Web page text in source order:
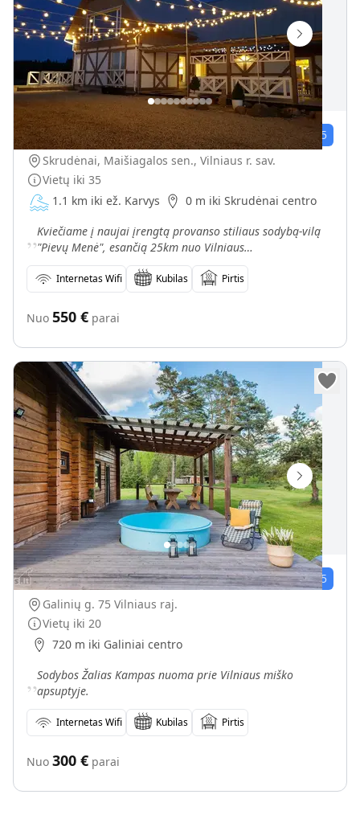
Sodyba "Pievų menė" 78įvert. 4.5 /5
Skrudėnai, Maišiagalos sen., Vilniaus r. sav.
Vietų iki 35
1.1 km iki ež. Karvys
0 m iki Skrudėnai centro
„Kviečiame į naujai įrengtą provanso stiliaus sodybą-vilą
"Pievų Menė", esančią 25km nuo Vilniaus
miesto,Molėtų,Ukmergės link. Sodyba įsikūrusi erdviame 9
ha pieInternetas Wifi Kubilas Pirtis
Nuo 550 € parai
Sodybos nuoma Žalias Kampas prie Vilniaus vienkiemyje 26įvert. 4.6/5
Galinių g. 75 Vilniaus raj.
Vietų iki 20
720 m iki Galiniai centro
„Sodybos Žalias Kampas nuoma prie Vilniaus miško
apsuptyje.
Internetas Wifi Kubilas Pirtis
Nuo 300 € parai